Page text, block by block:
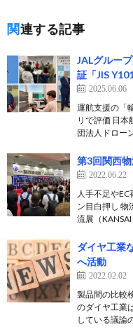
関連する記事
JALグルー
証「JIS
2025.06.06
運航支援の「
リで評価 日本
団法人ドロー
第3回関西
2022.06.22
人手不足や
ン目白押し 物
流展（
ダイヤ工業
へ活動
2022.02.02
製品間の比較
のダイヤ工業
している議論